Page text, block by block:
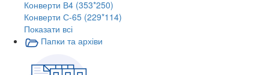
Конверти В4 (353*250)
Конверти С-65 (229*114)
Показати всі
Папки та архіви